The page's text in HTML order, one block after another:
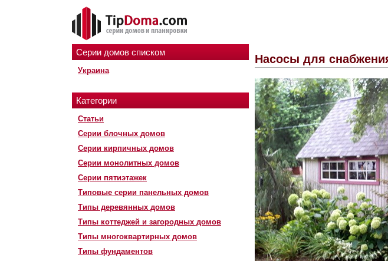
Серии домов списком
Украина
Категории
Статьи
Серии блочных домов
Серии кирпичных домов
Серии монолитных домов
Серии пятиэтажек
Типовые серии панельных домов
Типы деревянных домов
Типы коттеджей и загородных домов
Типы многоквартирных домов
Типы фундаментов
Насосы для